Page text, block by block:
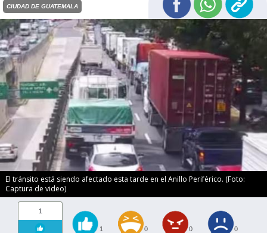
CIUDAD DE GUATEMALA
El tránsito está siendo afectado esta tarde en el Anillo Periférico. (Foto:
Captura de video)
1
1 0 0 0